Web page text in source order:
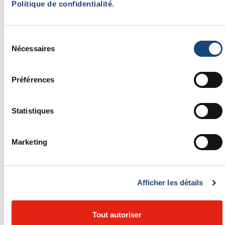
Politique de confidentialité.
Nécessaires
Préférences
Statistiques
Marketing
Afficher les détails
Tout autoriser
Assistant technique en pharmacie
Physiothérapeute
nos candidats, notre processus est
vidéoconférence. Nous vous informerons des